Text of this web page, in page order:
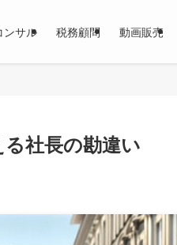
ンサル 税務顧問 動画販売
社長の勘違い